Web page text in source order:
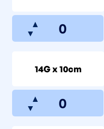
▲
▼
14G x 10cm
▲
▼